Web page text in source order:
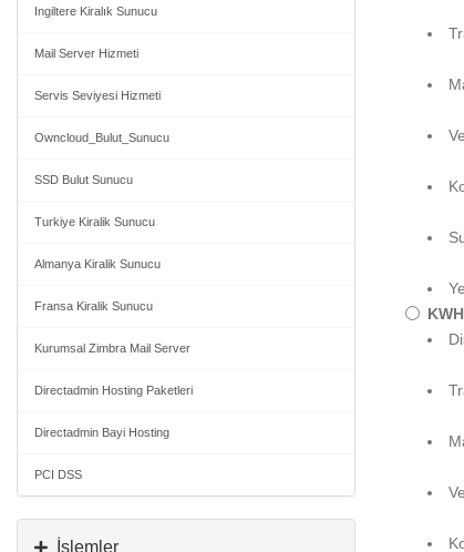
Ingiltere Kiralık Sunucu
Mail Server Hizmeti
Servis Seviyesi Hizmeti
Owncloud_Bulut_Sunucu
SSD Bulut Sunucu
Turkiye Kiralik Sunucu
Almanya Kiralik Sunucu
Fransa Kiralik Sunucu
Kurumsal Zimbra Mail Server
Directadmin Hosting Paketleri
Directadmin Bayi Hosting
PCI DSS
İşlemler